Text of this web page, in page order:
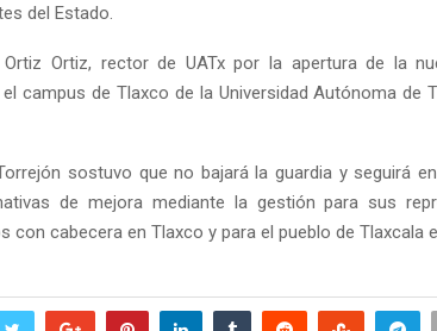
del Estado.
Ortiz Ortiz, rector de UATx por la apertura de la
campus de Tlaxco de la Universidad Autónoma de
sostuvo que no bajará la guardia y seguirá
de mejora mediante la gestión para sus
con cabecera en Tlaxco y para el pueblo de Tlaxcala